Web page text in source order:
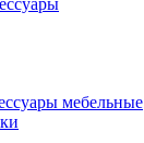
мебельные